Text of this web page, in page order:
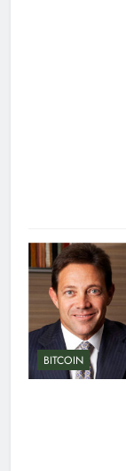
BITCOIN